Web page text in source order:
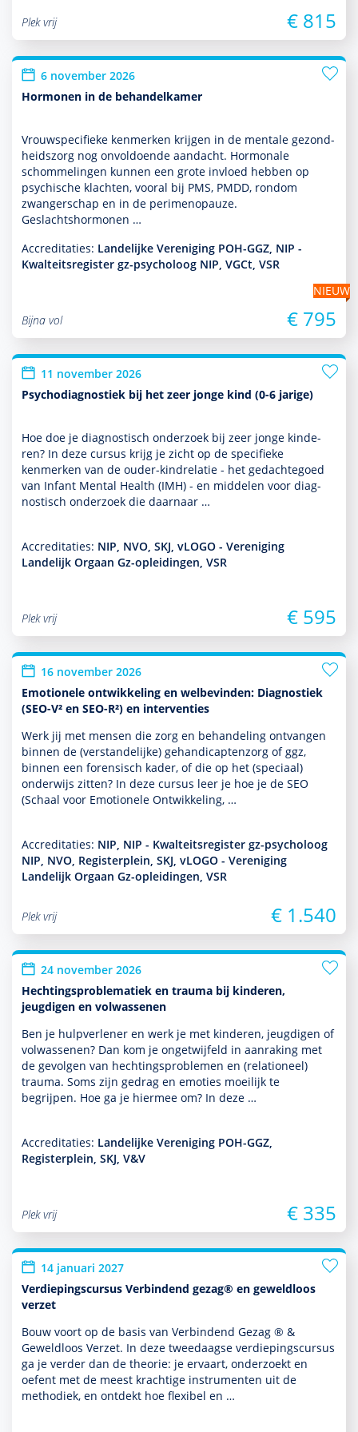
Plek vrij € 815
6 november 2026
Hormonen in de behandelkamer
Vrouwspeci­fieke kenmerken krijgen in de mentale gezond­
heids­zorg nog onvol­doende aan­dacht. Hormonale
schommelingen kunnen een grote invloed hebben op
psychische klachten, vooral bij PMS, PMDD, ron­dom
zwangerschap en in de perimenopauze.
Geslachtshormonen …
Accreditaties: Landelijke Vereniging POH-GGZ, NIP -
Kwalteitsregister gz-psycholoog NIP, VGCt, VSR
NIEUW
Bijna vol
€ 795
11 november 2026
Psychodiagnostiek bij het zeer jonge kind (0-6 jarige)
Hoe doe je diag­nos­tisch onder­zoek bij zeer jonge kin­de­
ren? In deze cursus krijg je zicht op de speci­fieke
kenmerken van de ouder-kindrelatie - het gedachtegoed
van Infant Mental Health (IMH) - en middelen voor diag­
nos­tisch onder­zoek die daarnaar …
Accreditaties: NIP, NVO, SKJ, vLOGO - Vereniging
Landelijk Orgaan Gz-opleidingen, VSR
Plek vrij € 595
16 november 2026
Emotionele ontwikkeling en welbevinden: Diagnostiek
(SEO-V² en SEO-R²) en interventies
Werk jij met mensen die zorg en behan­del­ing ontvangen
binnen de (ver­stande­lijke) gehandi­capten­zorg of ggz,
binnen een foren­sisch kader, of die op het (speciaal)
onder­wijs zitten? In deze cursus leer je hoe je de SEO
(Schaal voor Emotionele Ontwikkeling, …
Accreditaties: NIP, NIP - Kwalteitsregister gz-psycholoog
NIP, NVO, Registerplein, SKJ, vLOGO - Vereniging
Landelijk Orgaan Gz-opleidingen, VSR
Plek vrij € 1.540
24 november 2026
Hechtingsproblematiek en trauma bij kinderen,
jeugdigen en volwassenen
Ben je hulp­ver­le­ner en werk je met kin­de­ren, jeugdigen of
vol­was­senen? Dan kom je ongetwijfeld in aanraking met
de gevolgen van hechtingspro­ble­men en (relationeel)
trauma. Soms zijn gedrag en emoties moeilijk te
begrijpen. Hoe ga je hiermee om? In deze …
Accreditaties: Landelijke Vereniging POH-GGZ,
Registerplein, SKJ, V&V
Plek vrij € 335
14 januari 2027
Verdiepingscursus Verbindend gezag® en geweldloos
verzet
Bouw voort op de basis van Verbindend Gezag ® &
Geweldloos Verzet. In deze tweedaagse verdiepingscursus
ga je verder dan de theorie: je ervaart, onder­zoekt en
oefent met de meest krachtige instru­men­ten uit de
metho­diek, en ontdekt hoe flexibel en …